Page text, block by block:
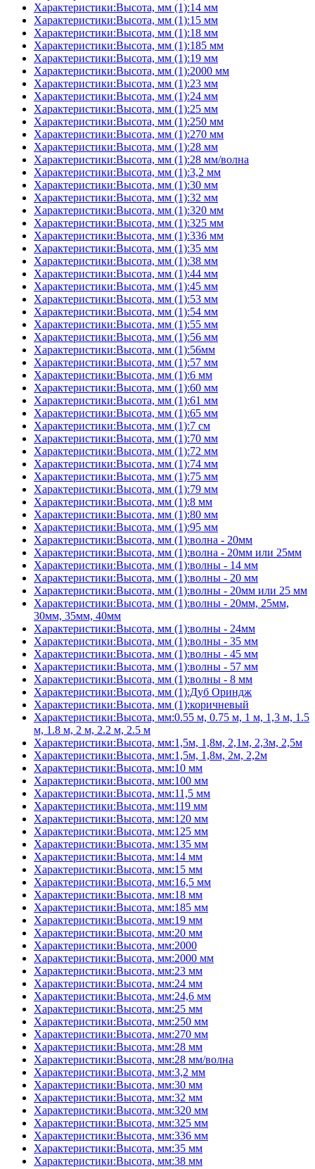
Характеристики:Высота, мм (1):14 мм
Характеристики:Высота, мм (1):15 мм
Характеристики:Высота, мм (1):18 мм
Характеристики:Высота, мм (1):185 мм
Характеристики:Высота, мм (1):19 мм
Характеристики:Высота, мм (1):2000 мм
Характеристики:Высота, мм (1):23 мм
Характеристики:Высота, мм (1):24 мм
Характеристики:Высота, мм (1):25 мм
Характеристики:Высота, мм (1):250 мм
Характеристики:Высота, мм (1):270 мм
Характеристики:Высота, мм (1):28 мм
Характеристики:Высота, мм (1):28 мм/волна
Характеристики:Высота, мм (1):3,2 мм
Характеристики:Высота, мм (1):30 мм
Характеристики:Высота, мм (1):32 мм
Характеристики:Высота, мм (1):320 мм
Характеристики:Высота, мм (1):325 мм
Характеристики:Высота, мм (1):336 мм
Характеристики:Высота, мм (1):35 мм
Характеристики:Высота, мм (1):38 мм
Характеристики:Высота, мм (1):44 мм
Характеристики:Высота, мм (1):45 мм
Характеристики:Высота, мм (1):53 мм
Характеристики:Высота, мм (1):54 мм
Характеристики:Высота, мм (1):55 мм
Характеристики:Высота, мм (1):56 мм
Характеристики:Высота, мм (1):56мм
Характеристики:Высота, мм (1):57 мм
Характеристики:Высота, мм (1):6 мм
Характеристики:Высота, мм (1):60 мм
Характеристики:Высота, мм (1):61 мм
Характеристики:Высота, мм (1):65 мм
Характеристики:Высота, мм (1):7 см
Характеристики:Высота, мм (1):70 мм
Характеристики:Высота, мм (1):72 мм
Характеристики:Высота, мм (1):74 мм
Характеристики:Высота, мм (1):75 мм
Характеристики:Высота, мм (1):79 мм
Характеристики:Высота, мм (1):8 мм
Характеристики:Высота, мм (1):80 мм
Характеристики:Высота, мм (1):95 мм
Характеристики:Высота, мм (1):волна - 20мм
Характеристики:Высота, мм (1):волна - 20мм или 25мм
Характеристики:Высота, мм (1):волны - 14 мм
Характеристики:Высота, мм (1):волны - 20 мм
Характеристики:Высота, мм (1):волны - 20мм или 25 мм
Характеристики:Высота, мм (1):волны - 20мм, 25мм,
30мм, 35мм, 40мм
Характеристики:Высота, мм (1):волны - 24мм
Характеристики:Высота, мм (1):волны - 35 мм
Характеристики:Высота, мм (1):волны - 45 мм
Характеристики:Высота, мм (1):волны - 57 мм
Характеристики:Высота, мм (1):волны - 8 мм
Характеристики:Высота, мм (1):Дуб Ориндж
Характеристики:Высота, мм (1):коричневый
Характеристики:Высота, мм:0.55 м, 0.75 м, 1 м, 1,3 м, 1.5
м, 1.8 м, 2 м, 2.2 м, 2.5 м
Характеристики:Высота, мм:1,5м, 1,8м, 2,1м, 2,3м, 2,5м
Характеристики:Высота, мм:1,5м, 1,8м, 2м, 2,2м
Характеристики:Высота, мм:10 мм
Характеристики:Высота, мм:100 мм
Характеристики:Высота, мм:11,5 мм
Характеристики:Высота, мм:119 мм
Характеристики:Высота, мм:120 мм
Характеристики:Высота, мм:125 мм
Характеристики:Высота, мм:135 мм
Характеристики:Высота, мм:14 мм
Характеристики:Высота, мм:15 мм
Характеристики:Высота, мм:16,5 мм
Характеристики:Высота, мм:18 мм
Характеристики:Высота, мм:185 мм
Характеристики:Высота, мм:19 мм
Характеристики:Высота, мм:20 мм
Характеристики:Высота, мм:2000
Характеристики:Высота, мм:2000 мм
Характеристики:Высота, мм:23 мм
Характеристики:Высота, мм:24 мм
Характеристики:Высота, мм:24,6 мм
Характеристики:Высота, мм:25 мм
Характеристики:Высота, мм:250 мм
Характеристики:Высота, мм:270 мм
Характеристики:Высота, мм:28 мм
Характеристики:Высота, мм:28 мм/волна
Характеристики:Высота, мм:3,2 мм
Характеристики:Высота, мм:30 мм
Характеристики:Высота, мм:32 мм
Характеристики:Высота, мм:320 мм
Характеристики:Высота, мм:325 мм
Характеристики:Высота, мм:336 мм
Характеристики:Высота, мм:35 мм
Характеристики:Высота, мм:38 мм